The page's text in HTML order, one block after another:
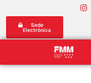
Sede
Electrónica